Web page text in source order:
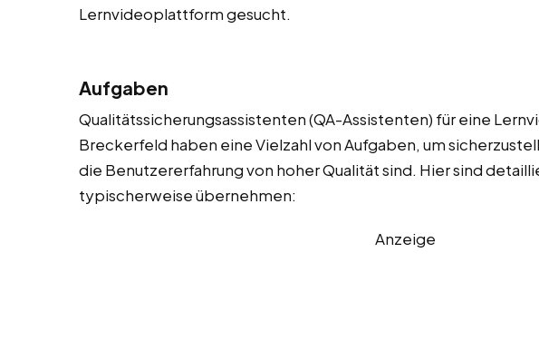
Lernvideoplattform gesucht.
Aufgaben
Qualitätssicherungsassistenten (QA-Assistenten) für eine
Breckerfeld haben eine Vielzahl von Aufgaben, um
die Benutzererfahrung von hoher Qualität sind. Hier sind
typischerweise übernehmen:
Anzeige